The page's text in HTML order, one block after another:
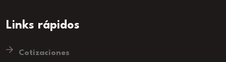
Links rápidos
Cotizaciones